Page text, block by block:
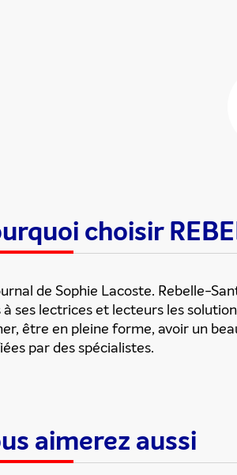
choisir
de Sophie Lacoste. Rebelle-
à ses lectrices et lecteurs les
être en pleine forme, avoir un
par des spécialistes.
aimerez aussi